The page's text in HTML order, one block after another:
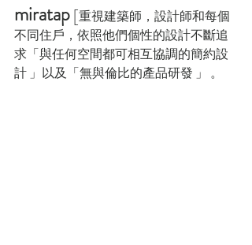
miratap [重視建築師，設計師和每個
不同住戶，依照他們個性的設計不斷追
求「與任何空間都可相互協調的簡約設
計 」以及「無與倫比的產品研發 」 。